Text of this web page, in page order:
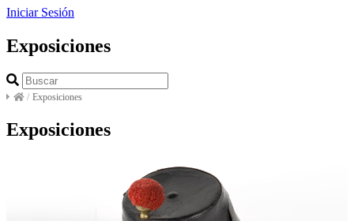
Iniciar Sesión
Exposiciones
/ Exposiciones
Exposiciones